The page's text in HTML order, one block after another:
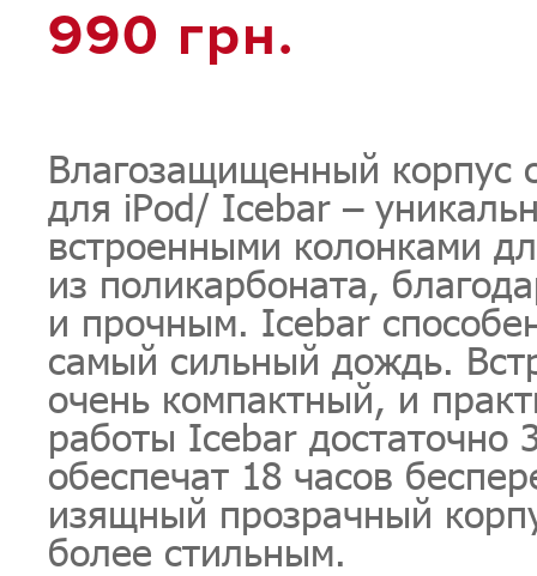
990 грн.
Влагозащищенный корпус
для iPod/ Icebar –
встроенными колонками
из поликарбоната,
и прочным. Icebar
самый сильный дождь.
очень компактный, и
работы Icebar достаточно
обеспечат 18 часов
изящный прозрачный
более стильным.